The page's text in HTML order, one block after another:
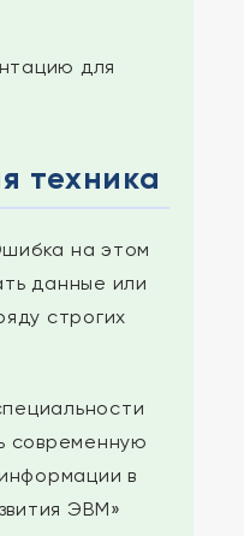
для
техника
на этом
данные или
строгих
современную
в
ЭВМ»